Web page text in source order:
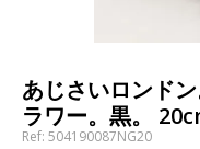
あじさいロンド
ラワー。黒。
Ref: 504190087NG20